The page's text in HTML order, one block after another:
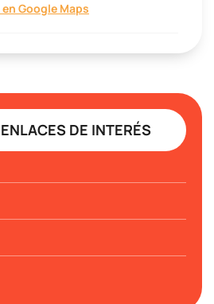
en Google Maps
DE INTERÉS